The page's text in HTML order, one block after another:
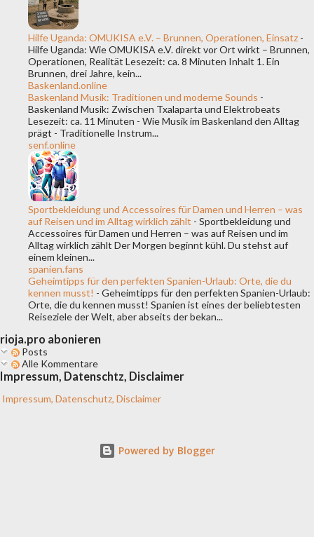
Hilfe Uganda: OMUKISA e.V. – Brunnen, Operationen, Einsatz -
Hilfe Uganda: Wie OMUKISA e.V. direkt vor Ort wirkt – Brunnen,
Operationen, Realität Lesezeit: ca. 8 Minuten Inhalt 1. Ein
Brunnen, drei Jahre, kein...
Baskenland.online
Baskenland Musik: Traditionen und moderne Sounds -
Baskenland Musik: Zwischen Txalaparta und Elektrobeats
Lesezeit: ca. 11 Minuten - Wie Musik im Baskenland den Alltag
prägt - Traditionelle Instrum...
senf.online
Sportbekleidung und Accessoires für Damen und Herren – was
auf Reisen und im Alltag wirklich zählt - Sportbekleidung und
Accessoires für Damen und Herren – was auf Reisen und im
Alltag wirklich zählt Der Morgen beginnt kühl. Du stehst auf
einem kleinen...
spanien.fans
Geheimtipps für den perfekten Spanien-Urlaub: Orte, die du
kennen musst! - Geheimtipps für den perfekten Spanien-Urlaub:
Orte, die du kennen musst! Spanien ist eines der beliebtesten
Reiseziele der Welt, aber abseits der bekan...
rioja.pro abonieren
Posts
Alle Kommentare
Impressum, Datenschtz, Disclaimer
Impressum, Datenschutz, Disclaimer
Powered by Blogger